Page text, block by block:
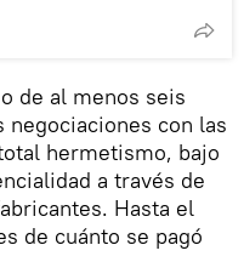
de al menos seis
negociaciones con las
hermetismo, bajo
a través de
Hasta el
de cuánto se pagó